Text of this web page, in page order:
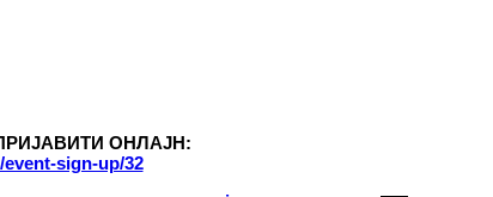
ОНЛАЈН:
sign-up/32